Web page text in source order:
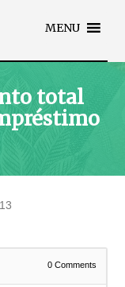
MENU
total
0Comments